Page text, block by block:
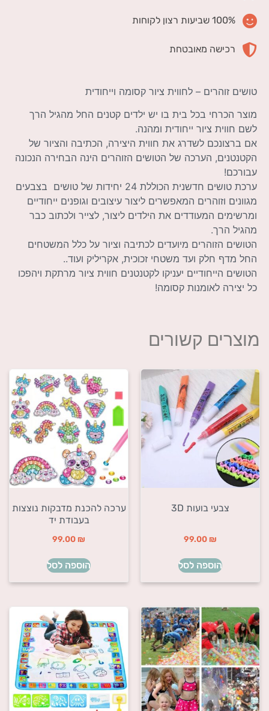
100% שביעות רצון לקוחות
רכישה מאובטחת
טושים זוהרים – לחווית ציור קסומה וייחודית
מוצר הכרחי בכל בית בו יש ילדים קטנים החל מהגיל הרך
לשם חווית ציור ייחודית ומהנה.
אם ברצונכם לשדרג את חווית היצירה, הכתיבה והציור של
הקטנטנים, הערכה של הטושים הזוהרים הינה הבחירה הנכונה
עבורכם!
ערכת טושים חדשנית הכוללת 24 יחידות של טושים בצבעים
מגוונים וזוהרים המאפשרים ליצור עיצובים וגופנים ייחודיים
ומרשימים המעודדים את הילדים ליצור, לצייר ולכתוב כבר
מהגיל הרך.
הטושים הזוהרים מיועדים לכתיבה וציור על כלל המשטחים
החל מדף חלק ועד משטחי זכוכית, אקריליק ועוד..
הטושים הייחודיים יעניקו לקטנטנים חווית ציור מרתקת ויהפכו
כל יצירה לאומנות קסומה!
מוצרים קשורים
צבעי בועות 3D
99.00 ₪
הוספה לסל
ערכה להכנת מדבקות נוצצות
בעבודת יד
99.00 ₪
הוספה לסל